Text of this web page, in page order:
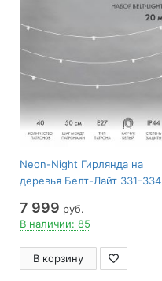
Neon-Night Гирлянда на
деревья Белт-Лайт 331-334
7 999 руб.
В наличии: 85
В корзину